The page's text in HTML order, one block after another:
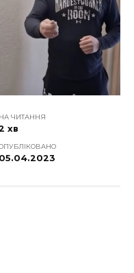
НА ЧИТАННЯ
хв
05.04.2023